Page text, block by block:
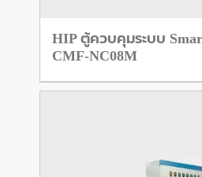
HIP ตู้ควบคุมระบบ
CMF-NC08M